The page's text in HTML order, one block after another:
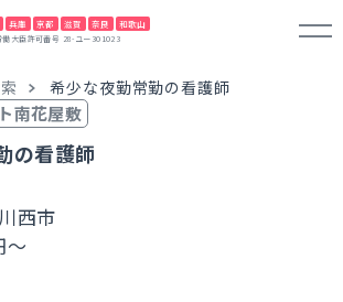
兵庫 京都 滋賀 奈良 和歌山
働大臣許可番号 28-ユー301023
希少な夜勤常勤の看護師
南花屋敷
の看護師
西市
～